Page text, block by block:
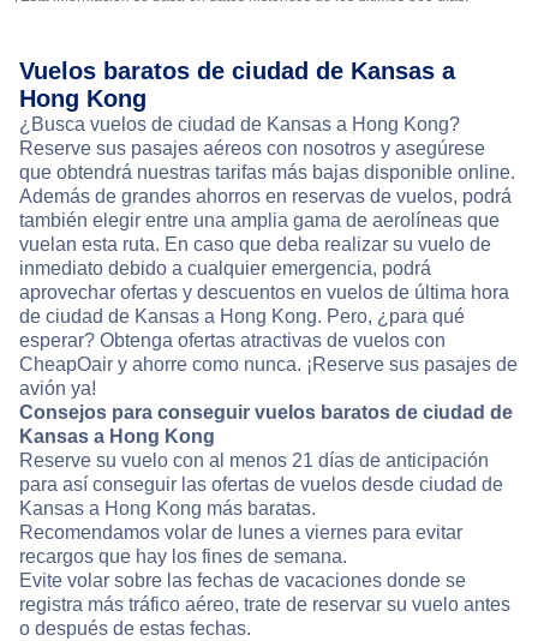
Vuelos baratos de ciudad de Kansas a
Hong Kong
¿Busca vuelos de ciudad de Kansas a Hong Kong?
Reserve sus pasajes aéreos con nosotros y asegúrese
que obtendrá nuestras tarifas más bajas disponible online.
Además de grandes ahorros en reservas de vuelos, podrá
también elegir entre una amplia gama de aerolíneas que
vuelan esta ruta. En caso que deba realizar su vuelo de
inmediato debido a cualquier emergencia, podrá
aprovechar ofertas y descuentos en vuelos de última hora
de ciudad de Kansas a Hong Kong. Pero, ¿para qué
esperar? Obtenga ofertas atractivas de vuelos con
CheapOair y ahorre como nunca. ¡Reserve sus pasajes de
avión ya!
Consejos para conseguir vuelos baratos de ciudad de
Kansas a Hong Kong
Reserve su vuelo con al menos 21 días de anticipación
para así conseguir las ofertas de vuelos desde ciudad de
Kansas a Hong Kong más baratas.
Recomendamos volar de lunes a viernes para evitar
recargos que hay los fines de semana.
Evite volar sobre las fechas de vacaciones donde se
registra más tráfico aéreo, trate de reservar su vuelo antes
o después de estas fechas.